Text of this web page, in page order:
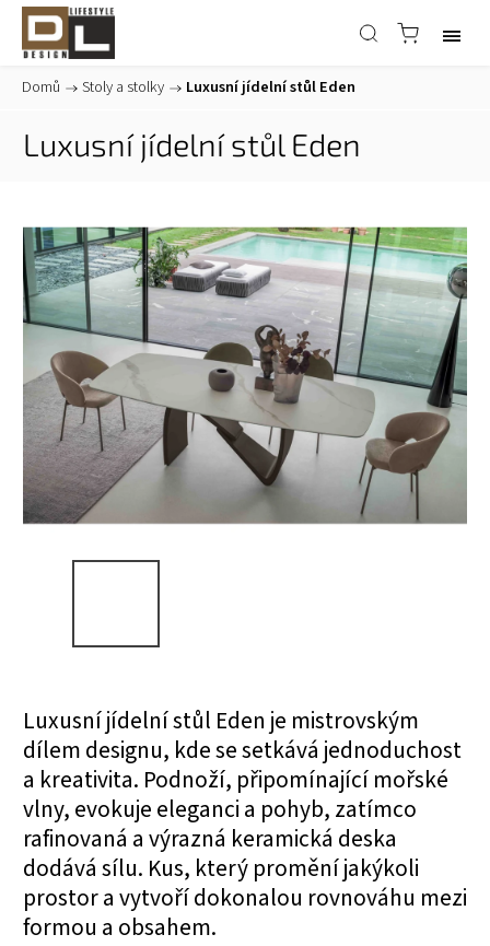
Domů / Stoly a stolky / Luxusní jídelní stůl Eden
Luxusní jídelní stůl Eden
Luxusní jídelní stůl Eden je mistrovským
dílem designu, kde se setkává jednoduchost
a kreativita. Podnoží, připomínající mořské
vlny, evokuje eleganci a pohyb, zatímco
rafinovaná a výrazná keramická deska
dodává sílu. Kus, který promění jakýkoli
prostor a vytvoří dokonalou rovnováhu mezi
formou a obsahem.